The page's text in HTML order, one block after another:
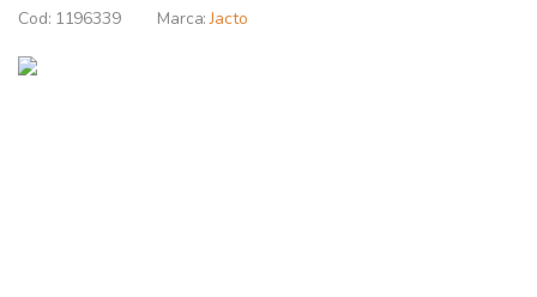
1196339 Jacto